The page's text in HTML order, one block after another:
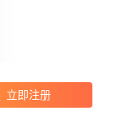
立即注册